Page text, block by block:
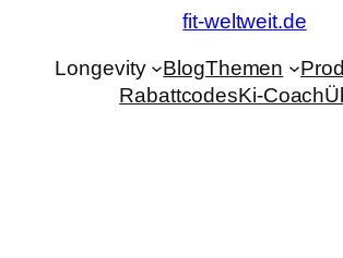
fit-weltweit.de
Longevity BlogThemen
RabattcodesKi-Coach